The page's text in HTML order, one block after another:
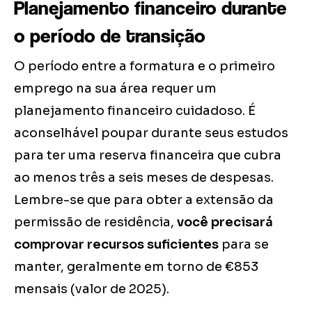
Planejamento financeiro durante
o período de transição
O período entre a formatura e o primeiro
emprego na sua área requer um
planejamento financeiro cuidadoso. É
aconselhável poupar durante seus estudos
para ter uma reserva financeira que cubra
ao menos três a seis meses de despesas.
Lembre-se que para obter a extensão da
permissão de residência, você precisará
comprovar recursos suficientes para se
manter, geralmente em torno de €853
mensais (valor de 2025).